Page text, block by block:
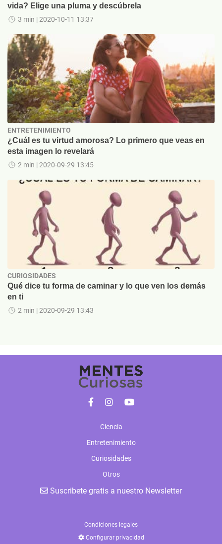
vida? Elige una pluma y descúbrela
3 min | 2020-10-11 13:37
ENTRETENIMIENTO
¿Cuál es tu virtud amorosa? Lo primero que veas en
esta imagen lo revelará
2 min | 2020-09-29 13:45
CURIOSIDADES
Qué dice tu forma de caminar y lo que ven los demás
en ti
2 min | 2020-09-29 13:43
Ciencia
Entretenimiento
Curiosidades
Otros
Suscribete gratis a nuestro Newsletter
Condiciones legales
Configurar privacidad